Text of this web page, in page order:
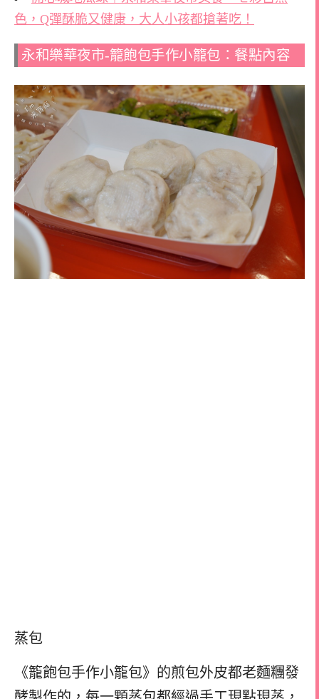
色，Q彈酥脆又健康，大人小孩都搶著吃！
永和樂華夜市-籠飽包手作小籠包：餐點內容
蒸包
《籠飽包手作小籠包》的煎包外皮都老麵糰發